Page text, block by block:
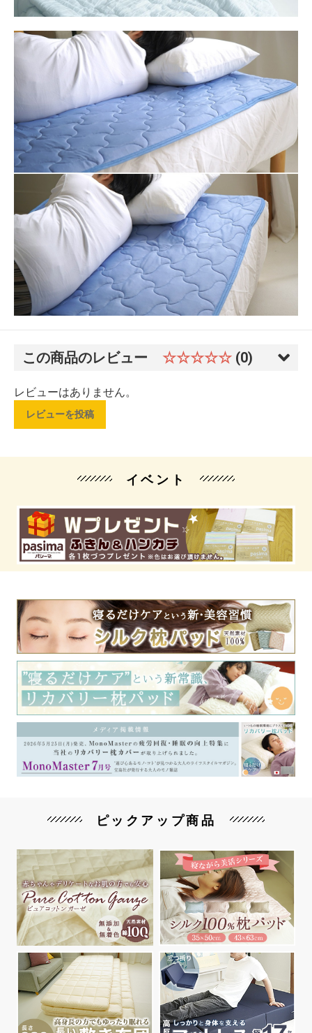
この商品のレビュー ☆☆☆☆☆ (0)
レビューはありません。
レビューを投稿
イベント
ピックアップ商品